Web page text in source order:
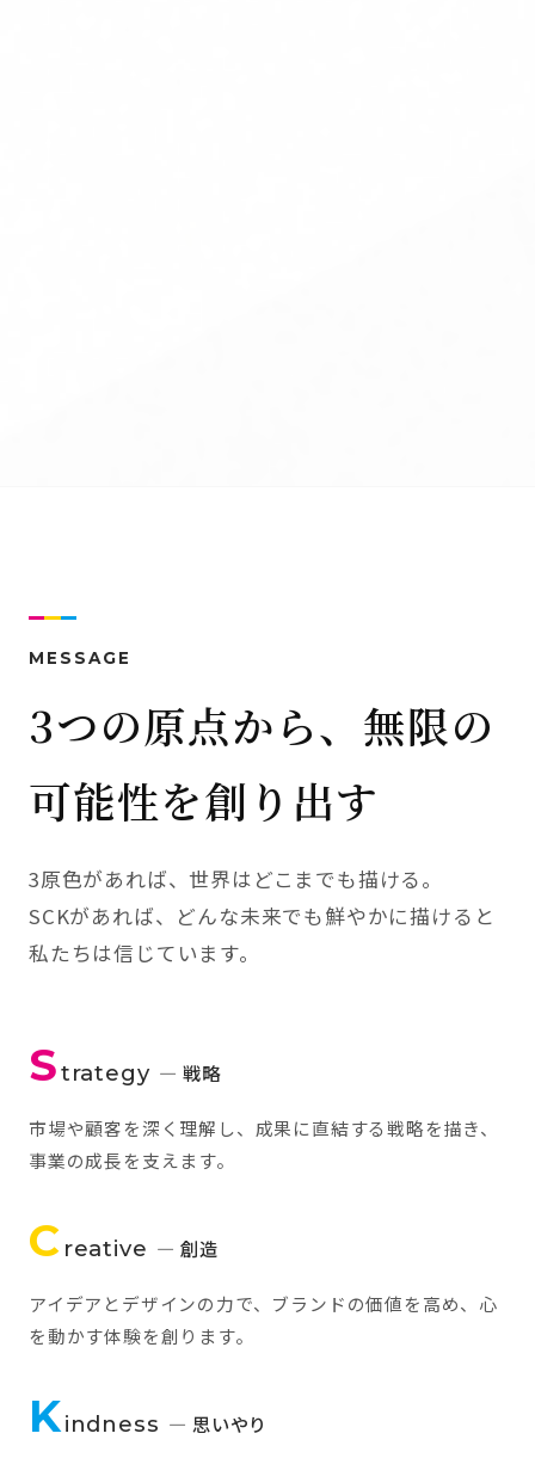
MESSAGE
3つの原点から、無限の
可能性を創り出す
3原色があれば、世界はどこまでも描ける。
SCKがあれば、どんな未来でも鮮やかに描けると
私たちは信じています。
Strategy — 戦略
市場や顧客を深く理解し、成果に直結する戦略を描き、
事業の成長を支えます。
C reative — 創造
アイデアとデザインの力で、ブランドの価値を高め、心
を動かす体験を創ります。
Kindness — 思いやり